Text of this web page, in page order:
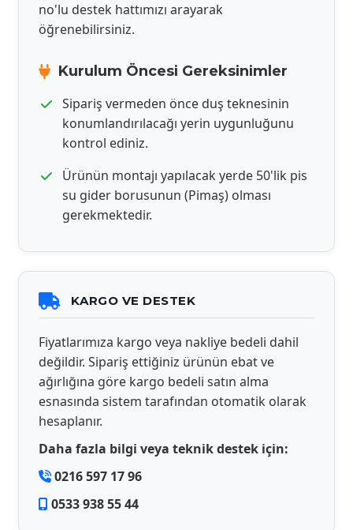
no'lu destek hattımızı arayarak
öğrenebilirsiniz.
Kurulum Öncesi Gereksinimler
Sipariş vermeden önce duş teknesinin
konumlandırılacağı yerin uygunluğunu
kontrol ediniz.
Ürünün montajı yapılacak yerde 50'lik pis
su gider borusunun (Pimaş) olması
gerekmektedir.
KARGO VE DESTEK
Fiyatlarımıza kargo veya nakliye bedeli dahil
değildir. Sipariş ettiğiniz ürünün ebat ve
ağırlığına göre kargo bedeli satın alma
esnasında sistem tarafından otomatik olarak
hesaplanır.
Daha fazla bilgi veya teknik destek için:
0216 597 17 96
0533 938 55 44